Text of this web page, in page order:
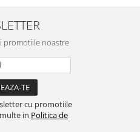
promotiile noastre
cu promotiile
in Politica de